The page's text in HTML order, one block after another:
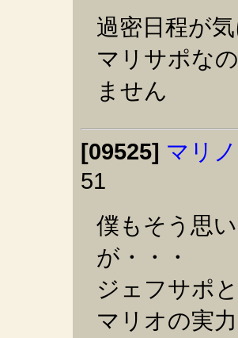
過密日程が
マリサポな
ません
[09525] マリ
51
僕もそう思
が・・・
ジェフサポ
マリオの実